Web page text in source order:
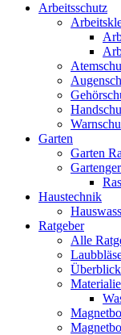
Arbeitsschutz
Garten
Garten
Haustechnik
Ratgeber
Alle